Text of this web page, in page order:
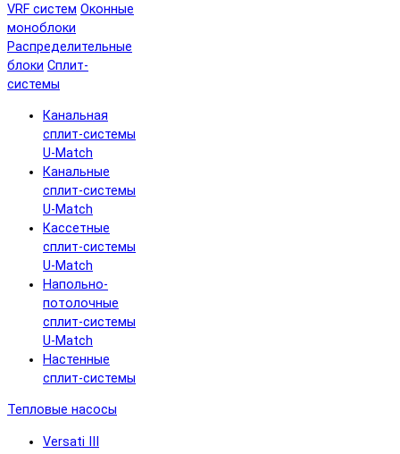
VRF систем Оконные
моноблоки
Распределительные
блоки Сплит-
системы
Канальная
сплит-системы
U-Match
Канальные
сплит-системы
U-Match
Кассетные
сплит-системы
U-Match
Напольно-
потолочные
сплит-системы
U-Match
Настенные
сплит-системы
Тепловые насосы
Versati III